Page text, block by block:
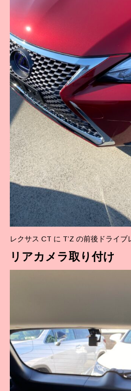
レクサス CT に T’Z の前後ドライブ
リアカメラ取り付け